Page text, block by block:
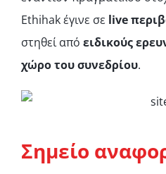
Ethihak έγινε σε live
στηθεί από ειδικούς
χώρο του συνεδρίου.
Σημείο